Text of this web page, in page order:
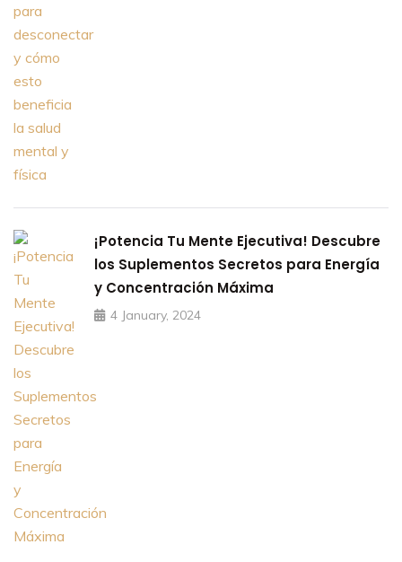
¡Potencia Tu Mente Ejecutiva! Descubre
los Suplementos Secretos para Energía
y Concentración Máxima
4 January, 2024